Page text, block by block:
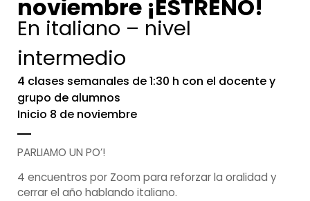
noviembre ¡ESTRENO!
En italiano – nivel
intermedio
4 clases semanales de 1:30 h con el docente y
grupo de alumnos
Inicio 8 de noviembre
PARLIAMO UN PO’!
4 encuentros por Zoom para reforzar la oralidad y
cerrar el año hablando italiano.